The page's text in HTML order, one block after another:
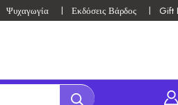
Ψυχαγωγία Εκδόσεις Βάρδος Gift